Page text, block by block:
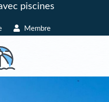
piscines
Membre